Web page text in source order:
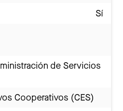
Sí
de Servicios
Cooperativos (CES)